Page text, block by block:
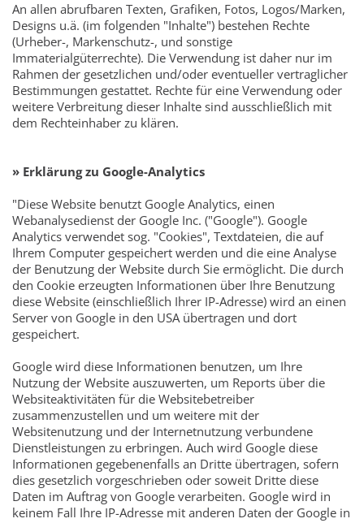
An allen abrufbaren Texten, Grafiken, Fotos, Logos/Marken,
Designs u.ä. (im folgenden "Inhalte") bestehen Rechte
(Urheber-, Markenschutz-, und sonstige
Immaterialgüterrechte). Die Verwendung ist daher nur im
Rahmen der gesetzlichen und/oder eventueller vertraglicher
Bestimmungen gestattet. Rechte für eine Verwendung oder
weitere Verbreitung dieser Inhalte sind ausschließlich mit
dem Rechteinhaber zu klären.
» Erklärung zu Google-Analytics
"Diese Website benutzt Google Analytics, einen
Webanalysedienst der Google Inc. ("Google"). Google
Analytics verwendet sog. "Cookies", Textdateien, die auf
Ihrem Computer gespeichert werden und die eine Analyse
der Benutzung der Website durch Sie ermöglicht. Die durch
den Cookie erzeugten Informationen über Ihre Benutzung
diese Website (einschließlich Ihrer IP-Adresse) wird an einen
Server von Google in den USA übertragen und dort
gespeichert.
Google wird diese Informationen benutzen, um Ihre
Nutzung der Website auszuwerten, um Reports über die
Websiteaktivitäten für die Websitebetreiber
zusammenzustellen und um weitere mit der
Websitenutzung und der Internetnutzung verbundene
Dienstleistungen zu erbringen. Auch wird Google diese
Informationen gegebenenfalls an Dritte übertragen, sofern
dies gesetzlich vorgeschrieben oder soweit Dritte diese
Daten im Auftrag von Google verarbeiten. Google wird in
keinem Fall Ihre IP-Adresse mit anderen Daten der Google in